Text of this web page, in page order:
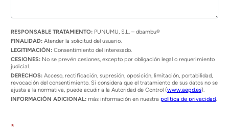
RESPONSABLE TRATAMIENTO: PUNUMU, S.L. – dbambu®
FINALIDAD: Atender la solicitud del usuario.
LEGITIMACIÓN: Consentimiento del interesado.
CESIONES: No se prevén cesiones, excepto por obligación legal o requerimiento
judicial.
DERECHOS: Acceso, rectificación, supresión, oposición, limitación, portabilidad,
revocación del consentimiento. Si considera que el tratamiento de sus datos no se
ajusta a la normativa, puede acudir a la Autoridad de Control (www.aepd.es).
INFORMACIÓN ADICIONAL: más información en nuestra política de privacidad.
*